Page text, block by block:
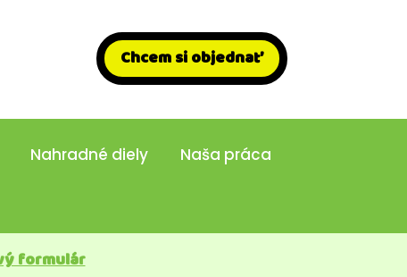
Chcem si objednať
Nahradné diely
Naša práca
formulár